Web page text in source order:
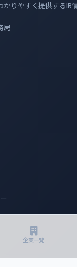
かりやすく提供するIR
局
企業一覧